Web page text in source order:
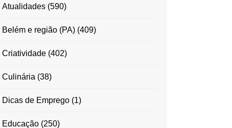
Atualidades(590)
Belém e região (PA)(409)
Criatividade(402)
Culinária (38)
Dicas de Emprego(1)
Educação(250)